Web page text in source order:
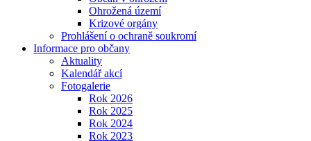
Ohrožená území
Krizové orgány
Prohlášení o ochraně soukromí
Informace pro občany
Aktuality
Kalendář akcí
Fotogalerie
Rok 2026
Rok 2025
Rok 2024
Rok 2023